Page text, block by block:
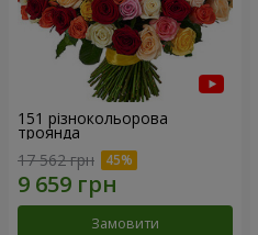
151 різнокольорова
троянда
17 562 грн
Замовити